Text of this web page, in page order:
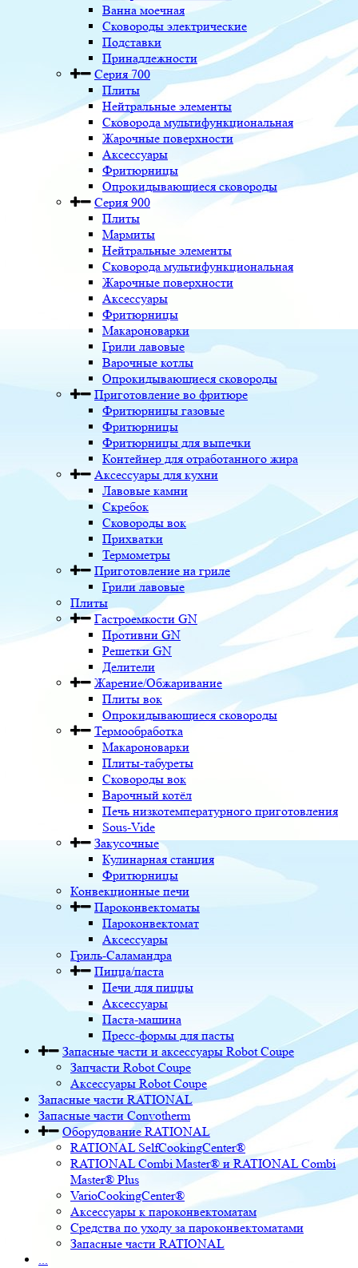
Ванна моечная
Сковороды электрические
Подставки
Принадлежности
Серия 700
Плиты
Нейтральные элементы
Сковорода мультифункциональная
Жарочные поверхности
Аксессуары
Фритюрницы
Опрокидывающиеся сковороды
Серия 900
Плиты
Мармиты
Нейтральные элементы
Сковорода мультифункциональная
Жарочные поверхности
Аксессуары
Фритюрницы
Макароноварки
Грили лавовые
Варочные котлы
Опрокидывающиеся сковороды
Приготовление во фритюре
Фритюрницы газовые
Фритюрницы
Фритюрницы для выпечки
Контейнер для отработанного жира
Аксессуары для кухни
Лавовые камни
Скребок
Сковороды вок
Прихватки
Термометры
Приготовление на гриле
Грили лавовые
Плиты
Гастроемкости GN
Противни GN
Решетки GN
Делители
Жарение/Обжаривание
Плиты вок
Опрокидывающиеся сковороды
Термообработка
Макароноварки
Плиты-табуреты
Сковороды вок
Варочный котёл
Печь низкотемпературного приготовления
Sous-Vide
Закусочные
Кулинарная станция
Фритюрницы
Конвекционные печи
Пароконвектоматы
Пароконвектомат
Аксессуары
Гриль-Саламандра
Пицца/паста
Печи для пиццы
Аксессуары
Паста-машина
Пресс-формы для пасты
Запасные части и аксессуары Robot Coupe
Запчасти Robot Coupe
Аксессуары Robot Coupe
Запасные части RATIONAL
Запасные части Convotherm
Оборудование RATIONAL
RATIONAL SelfCookingCenter®
RATIONAL Combi Master® и RATIONAL Combi
Master® Plus
VarioCookingCenter®
Аксессуары к пароконвектоматам
Средства по уходу за пароконвектоматами
Запасные части RATIONAL
...